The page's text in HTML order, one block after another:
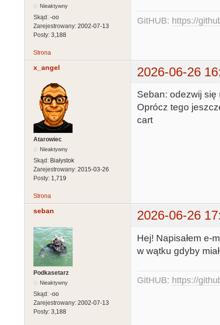
Nieaktywny
Skąd: -oo
Zarejestrowany: 2002-07-13
Posty: 3,188
GitHUB: https://
Strona
x_angel 2026-06-26
Atarowiec
Nieaktywny
Skąd: Białystok
Zarejestrowany: 2015-03-26
Posty: 1,719
Seban: odezwij się
Oprócz tego
cart
Strona
seban 2026-06-26
Podkasetarz
Nieaktywny
Skąd: -oo
Zarejestrowany: 2002-07-13
Posty: 3,188
Hej! Napisałem e-
w wątku gdyby
GitHUB: https://